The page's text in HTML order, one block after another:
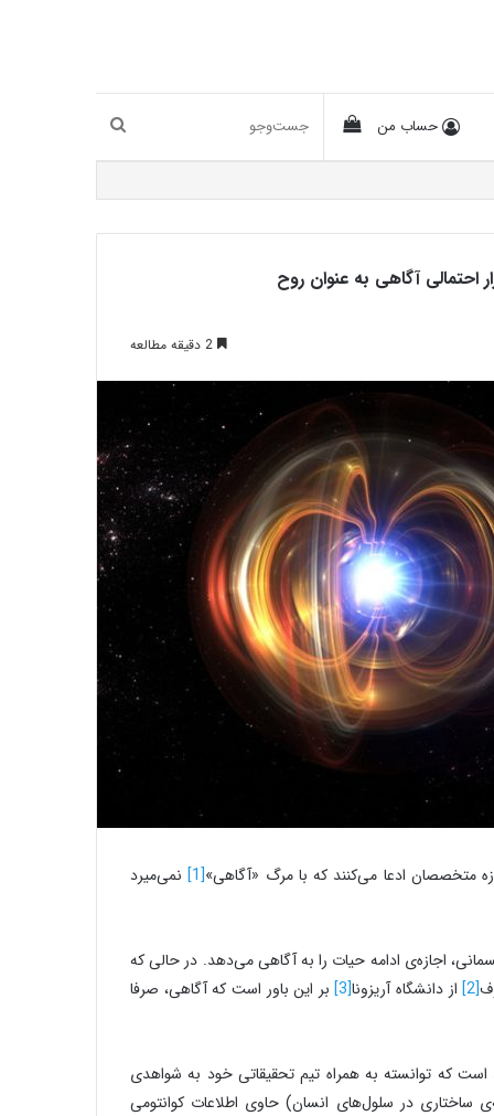
جست‌و‌جو دیدن حساب من
آگاهی به عنوان روح
متخصصان ادعا می‌کنند که با مرگ «آگاهی»[1]
نمی‌میرد
اجازه‌ی ادامه حیات را به آگاهی می‌دهد. در حالی که
[2] از دانشگاه آریزونا[3]
بر این باور است که آگاهی، صرفا
که توانسته به همراه تیم تحقیقاتی خود به شواهدی
ساختاری در سلول‌های انسان) حاوی اطلاعات کوانتومی